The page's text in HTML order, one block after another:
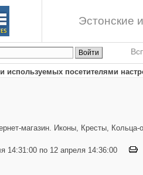
Эстонские
используемых посетителями
магазин. Иконы, Кресты, Кольца-
14:31:00 по 12 апреля 14:36:00